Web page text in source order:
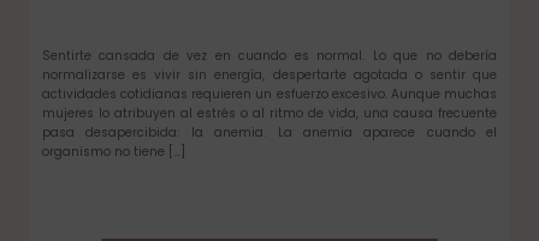
Sentirte cansada de vez en cuando es normal. Lo que no debería
normalizarse es vivir sin energía, despertarte agotada o sentir que
actividades cotidianas requieren un esfuerzo excesivo. Aunque muchas
mujeres lo atribuyen al estrés o al ritmo de vida, una causa frecuente
pasa desapercibida: la anemia. La anemia aparece cuando el
organismo no tiene […]